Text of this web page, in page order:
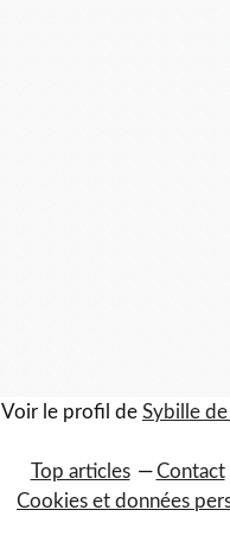
Voir le profil de Sybille
Top articles Contact
Cookies et données